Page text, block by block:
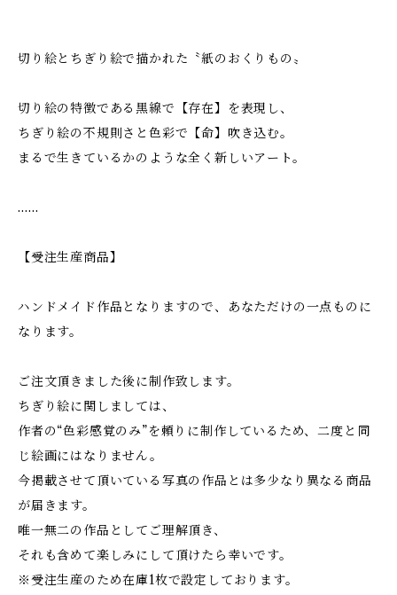
切り絵とちぎり絵で描かれた〝紙のおくりもの〟
切り絵の特徴である黒線で【存在】を表現し、
ちぎり絵の不規則さと色彩で【命】吹き込む。
まるで生きているかのような全く新しいアート。
……
【受注生産商品】
ハンドメイド作品となりますので、あなただけの一点ものに
なります。
ご注文頂きました後に制作致します。
ちぎり絵に関しましては、
作者の“色彩感覚のみ”を頼りに制作しているため、二度と同
じ絵画にはなりません。
今掲載させて頂いている写真の作品とは多少なり異なる商品
が届きます。
唯一無二の作品としてご理解頂き、
それも含めて楽しみにして頂けたら幸いです。
※受注生産のため在庫1枚で設定しております。